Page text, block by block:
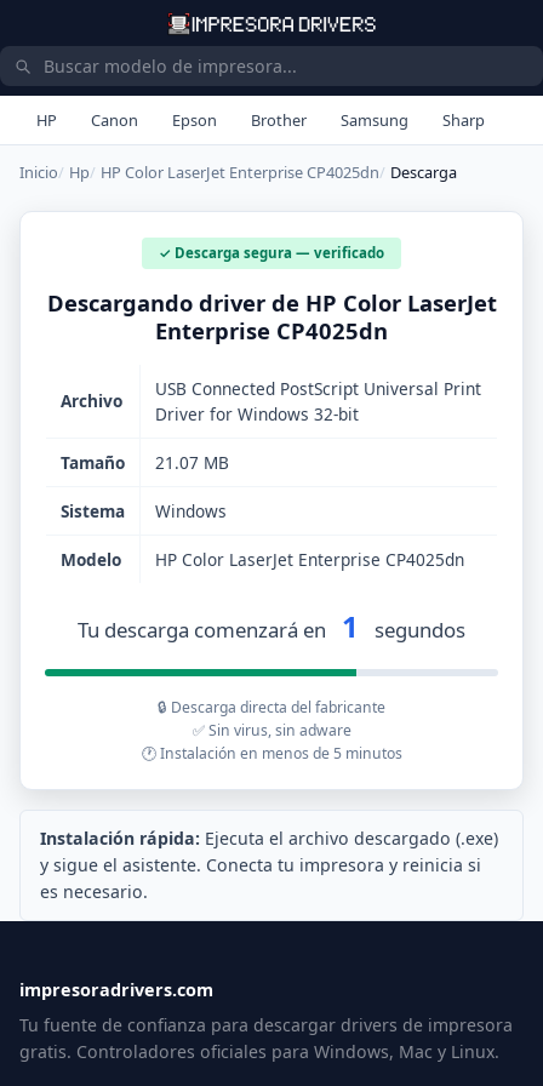
HP Canon Epson Brother Samsung Sharp
Inicio Hp HP Color LaserJet Enterprise CP4025dn Descarga
✓ Descarga segura — verificado
Descargando driver de HP Color LaserJet
Enterprise CP4025dn
Archivo
USB Connected PostScript Universal Print
Driver for Windows 32-bit
Tamaño 21.07 MB
Sistema Windows
Modelo HP Color LaserJet Enterprise CP4025dn
Tu descarga comenzará en 1 segundos
🔒 Descarga directa del fabricante
✅ Sin virus, sin adware
🕐 Instalación en menos de 5 minutos
Instalación rápida: Ejecuta el archivo descargado (.exe)
y sigue el asistente. Conecta tu impresora y reinicia si
es necesario.
impresoradrivers.com
Tu fuente de confianza para descargar drivers de impresora
gratis. Controladores oficiales para Windows, Mac y Linux.